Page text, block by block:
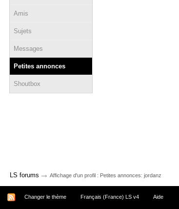
Amis
Sujets
Messages
Petites annonces
Shoutbox
LS forums → Affichage d'un profil : Petites annonces: jordanz
Changer le thème Français (France) LS v4 Aide